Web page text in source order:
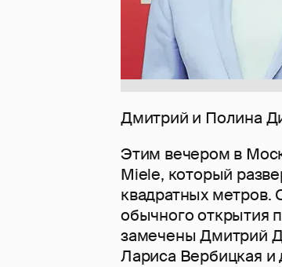
Дмитрий и Полина
Этим вечером в
Miele, который
квадратных метров.
обычного открытия
замечены Дмитрий
Лариса Вербицкая и